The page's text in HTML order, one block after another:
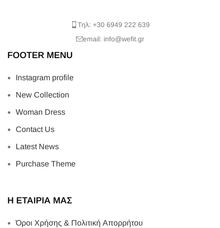
Τηλ: +30 6949 222 639
email: info@wefit.gr
FOOTER MENU
Instagram profile
New Collection
Woman Dress
Contact Us
Latest News
Purchase Theme
Η ΕΤΑΙΡΙΑ ΜΑΣ
Όροι Χρήσης & Πολιτική Απορρήτου